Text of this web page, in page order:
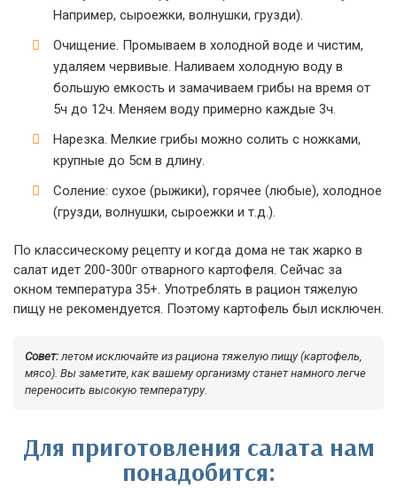
Например, сыроежки, волнушки, грузди).
Очищение. Промываем в холодной воде и чистим,
удаляем червивые. Наливаем холодную воду в
большую емкость и замачиваем грибы на время от
5ч до 12ч. Меняем воду примерно каждые 3ч.
Нарезка. Мелкие грибы можно солить с ножками,
крупные до 5см в длину.
Соление: сухое (рыжики), горячее (любые), холодное
(грузди, волнушки, сыроежки и т.д.).
По классическому рецепту и когда дома не так жарко в
салат идет 200-300г отварного картофеля. Сейчас за
окном температура 35+. Употреблять в рацион тяжелую
пищу не рекомендуется. Поэтому картофель был исключен.
Совет:летом исключайте из рациона тяжелую пищу (картофель,
мясо). Вы заметите, как вашему организму станет намного легче
переносить высокую температуру.
Для приготовления салата нам
понадобится: